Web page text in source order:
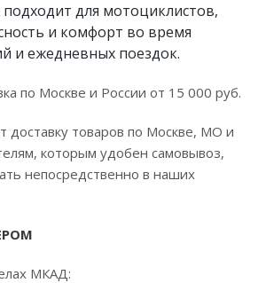
для мотоциклистов,
и комфорт во время
и ежедневных поездок.
по Москве и России от 15 000 руб.
доставку товаров по Москве, МО и
которым удобен самовывоз,
непосредственно в наших
МКАД: